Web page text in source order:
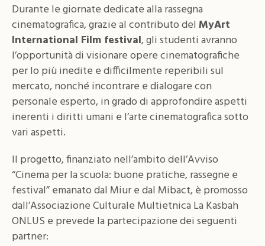
Durante le giornate dedicate alla rassegna
cinematografica, grazie al contributo delMyArt
International Film festival, gli studenti avranno
l’opportunità di visionare opere cinematografiche
per lo più inedite e difficilmente reperibili sul
mercato, nonché incontrare e dialogare con
personale esperto, in grado di approfondire aspetti
inerenti i diritti umani e l’arte cinematografica sotto
vari aspetti.
Il progetto, finanziato nell’ambito dell’Avviso
“Cinema per la scuola: buone pratiche, rassegne e
festival” emanato dal Miur e dal Mibact, è promosso
dall’Associazione Culturale Multietnica La Kasbah
ONLUS e prevede la partecipazione dei seguenti
partner: